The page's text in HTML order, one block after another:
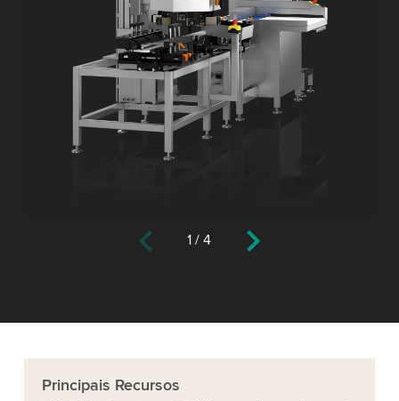
1 /4
Principais Recursos